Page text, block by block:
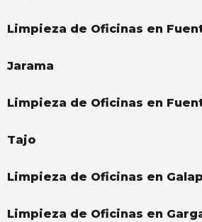
Limpieza de Oficinas en
Jarama
Limpieza de Oficinas en
Tajo
Limpieza de Oficinas en
Limpieza de Oficinas en